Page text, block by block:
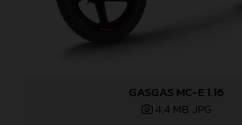
GASGAS MC-E 1.16
4,4 MB .JPG